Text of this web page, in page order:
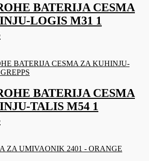
BATERIJA CESMA
LOGIS M31 1
BATERIJA CESMA
TALIS M54 1